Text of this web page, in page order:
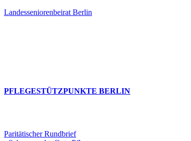
Landesseniorenbeirat Berlin
PFLEGESTÜTZPUNKTE BERLIN
Paritätischer Rundbrief